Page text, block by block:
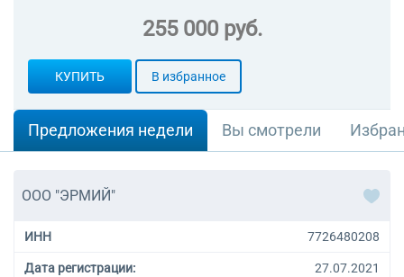
255 000 руб.
КУПИТЬ В избранное
Предложения недели Вы смотрели
ООО "ЭРМИЙ"
ИНН 7726480208
Дата регистрации: 27.07.2021